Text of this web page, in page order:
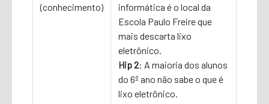
(conhecimento)
informática é o local da
Escola Paulo Freire que
mais descarta lixo
eletrônico.
Hip 2: A maioria dos alunos
do 6º ano não sabe o que é
lixo eletrônico.